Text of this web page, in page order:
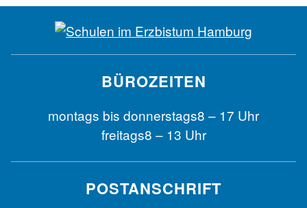
BÜROZEITEN
montags bis donnerstags8 – 17 Uhr
freitags8 – 13 Uhr
POSTANSCHRIFT